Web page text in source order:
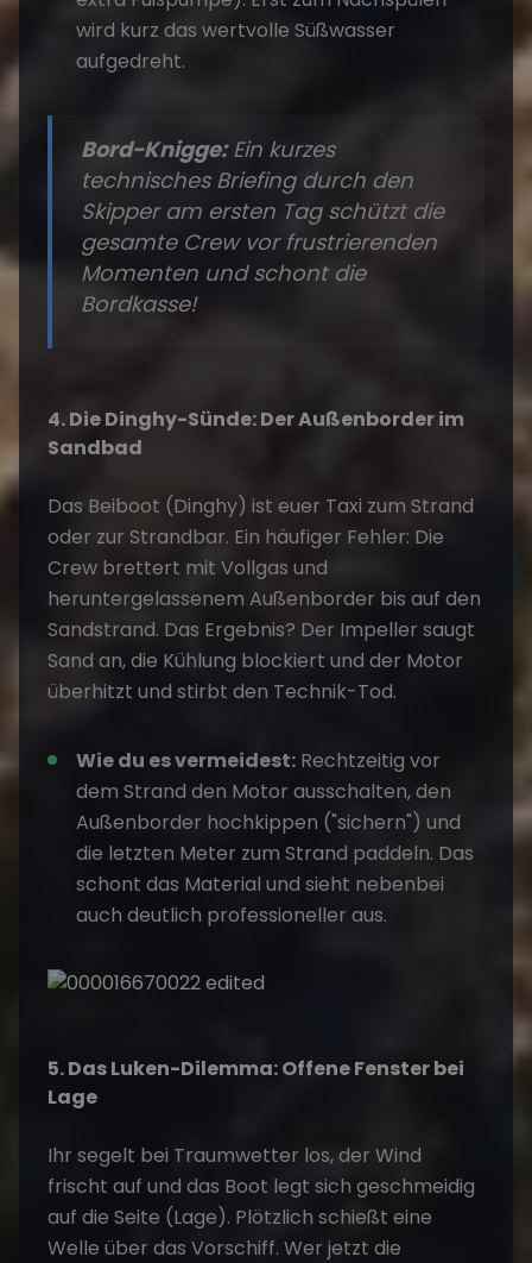
wird kurz das wertvolle Süßwasser
aufgedreht.
Bord-Knigge:Ein kurzes
technisches Briefing durch den
Skipper am ersten Tag schützt die
gesamte Crew vor frustrierenden
Momenten und schont die
Bordkasse!
4. Die Dinghy-Sünde: Der Außenborder im
Sandbad
Das Beiboot (Dinghy) ist euer Taxi zum Strand
oder zur Strandbar. Ein häufiger Fehler: Die
Crew brettert mit Vollgas und
heruntergelassenem Außenborder bis auf den
Sandstrand. Das Ergebnis? Der Impeller saugt
Sand an, die Kühlung blockiert und der Motor
überhitzt und stirbt den Technik-Tod.
Wie du es vermeidest: Rechtzeitig vor
dem Strand den Motor ausschalten, den
Außenborder hochkippen ("sichern") und
die letzten Meter zum Strand paddeln. Das
schont das Material und sieht nebenbei
auch deutlich professioneller aus.
5. Das Luken-Dilemma: Offene Fenster bei
Lage
Ihr segelt bei Traumwetter los, der Wind
frischt auf und das Boot legt sich geschmeidig
auf die Seite (Lage). Plötzlich schießt eine
Welle über das Vorschiff. Wer jetzt die